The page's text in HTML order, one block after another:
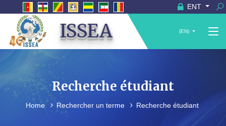
ENT
ISSEA (EN)
Recherche étudiant
Home Rechercher un terme Recherche étudiant